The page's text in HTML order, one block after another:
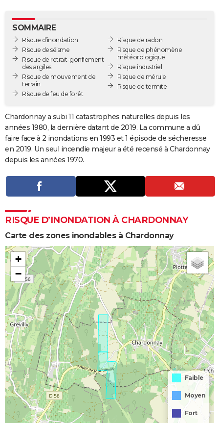
GUIDES D'ACHAT
BONS PLANS
CARTE DE VOEUX
Carte de Noël
Carte Bonne année
Carte Saint-Valentin
Carte Pâques
Carte d'anniversaire
DICTIONNAIRE
COPAINS D'AVANT
S'inscrire
Se connecter
Lycées
Collèges
Primaires
Universités
Entreprises
Service militaire
Avis de recherche
AVIS DE DÉCÈS
SOMMAIRE
Risque d’inondation
Risque de séisme
Risque de retrait-gonflement
des argiles
Risque de mouvement de
terrain
Risque de feu de forêt
Risque de radon
Risque de phénomène
météorologique
Risque industriel
Risque de mérule
Risque de termite
Chardonnay a subi 11 catastrophes naturelles depuis les
années 1980, la dernière datant de 2019. La commune a dû
faire face à 2 inondations en 1993 et 1 épisode de sécheresse
en 2019. Un seul incendie majeur a été recensé à Chardonnay
depuis les années 1970.
RISQUE D’INONDATION À CHARDONNAY
Carte des zones inondables à Chardonnay
+
−
Faible
Moyen
Fort